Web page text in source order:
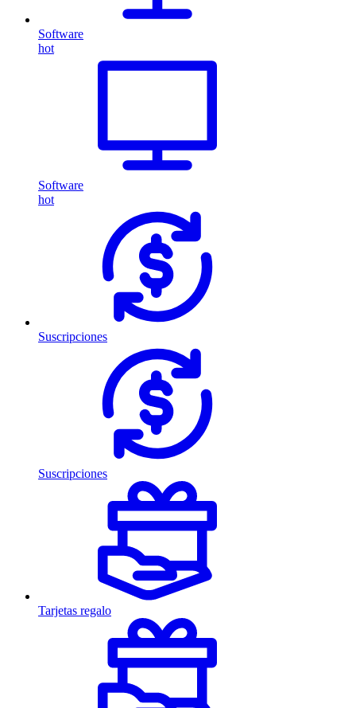
Software
hot
Software
hot
Suscripciones
Suscripciones
Tarjetas regalo